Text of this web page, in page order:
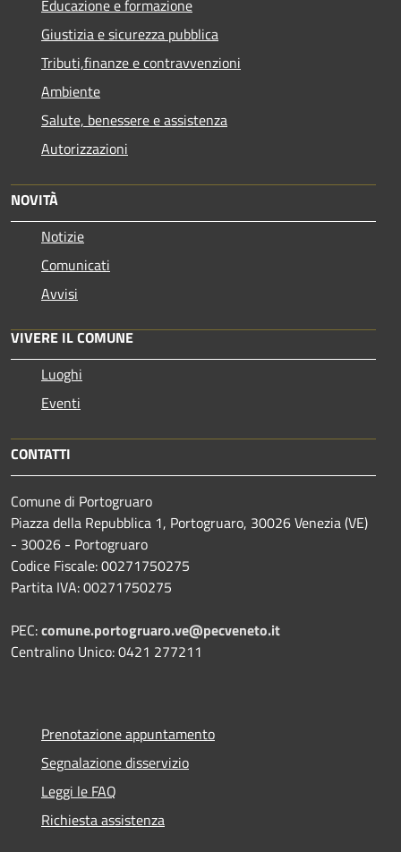
Educazione e formazione
Giustizia e sicurezza pubblica
Tributi,finanze e contravvenzioni
Ambiente
Salute, benessere e assistenza
Autorizzazioni
NOVITÀ
Notizie
Comunicati
Avvisi
VIVERE IL COMUNE
Luoghi
Eventi
CONTATTI
Comune di Portogruaro
Piazza della Repubblica 1, Portogruaro, 30026 Venezia (VE)
- 30026 - Portogruaro
Codice Fiscale: 00271750275
Partita IVA: 00271750275
PEC:comune.portogruaro.ve@pecveneto.it
Centralino Unico: 0421 277211
Prenotazione appuntamento
Segnalazione disservizio
Leggi le FAQ
Richiesta assistenza